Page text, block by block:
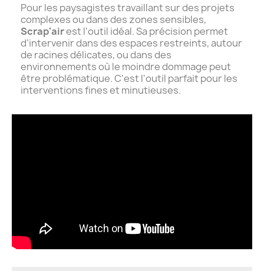
Pour les paysagistes travaillant sur des projets
complexes ou dans des zones sensibles,
Scrap'airest l'outil idéal. Sa précision permet
d’intervenir dans des espaces restreints, autour
de racines délicates, ou dans des
environnements où le moindre dommage peut
être problématique. C'est l'outil parfait pour les
interventions fines et minutieuses.